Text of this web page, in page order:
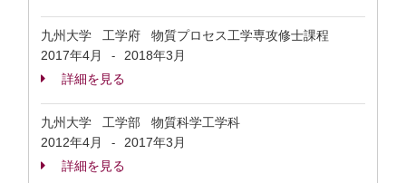
九州大学 工学府 物質プロセス工学専攻修士課程
2017年4月
-
2018年3月
詳細を見る
九州大学 工学部 物質科学工学科
2012年4月
-
2017年3月
詳細を見る